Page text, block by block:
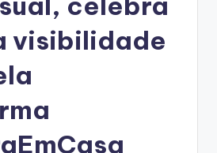
visibilidade